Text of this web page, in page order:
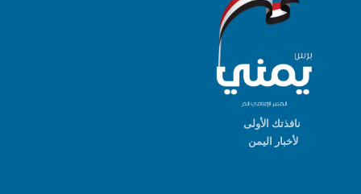
نافذتك الأولى
لأخبار اليمن